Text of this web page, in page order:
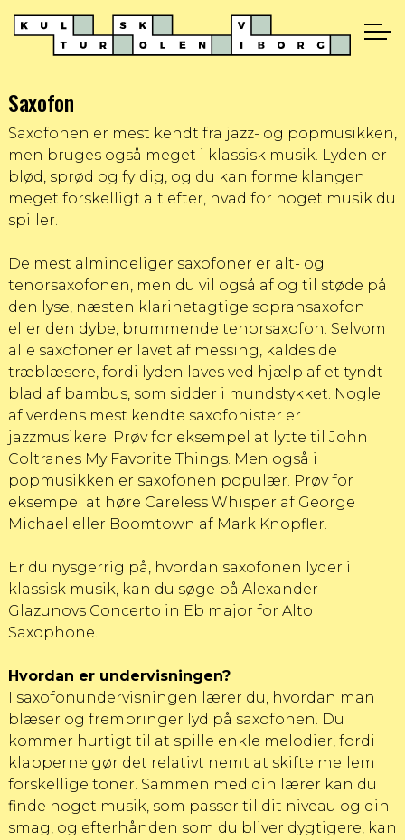
Saxofon
Saxofonen er mest kendt fra jazz- og popmusikken,
men bruges også meget i klassisk musik. Lyden er
blød, sprød og fyldig, og du kan forme klangen
meget forskelligt alt efter, hvad for noget musik du
spiller.
De mest almindeliger saxofoner er alt- og
tenorsaxofonen, men du vil også af og til støde på
den lyse, næsten klarinetagtige sopransaxofon
eller den dybe, brummende tenorsaxofon. Selvom
alle saxofoner er lavet af messing, kaldes de
træblæsere, fordi lyden laves ved hjælp af et tyndt
blad af bambus, som sidder i mundstykket. Nogle
af verdens mest kendte saxofonister er
jazzmusikere. Prøv for eksempel at lytte til John
Coltranes My Favorite Things. Men også i
popmusikken er saxofonen populær. Prøv for
eksempel at høre Careless Whisper af George
Michae l eller Boomtown af Mark Knopfler.
Er du nysgerrig på, hvordan saxofonen lyder i
klassisk musik, kan du søge på Alexander
Glazunovs Concerto in Eb major for Alto
Saxophone.
Hvordan er undervisningen?
I saxofonundervisningen lærer du, hvordan man
blæser og frembringer lyd på saxofonen. Du
kommer hurtigt til at spille enkle melodier, fordi
klapperne gør det relativt nemt at skifte mellem
forskellige toner. Sammen med din lærer kan du
finde noget musik, som passer til dit niveau og din
smag, og efterhånden som du bliver dygtigere, kan